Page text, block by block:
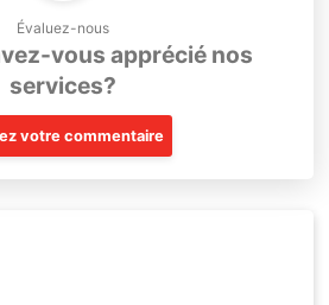
Évaluez-nous
vous apprécié nos
services?
votre commentaire